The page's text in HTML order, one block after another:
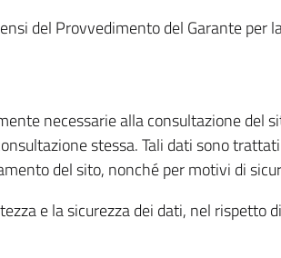
del Provvedimento del Garante per
necessarie alla consultazione del
stessa. Tali dati sono
del sito, nonché per motivi di
e la sicurezza dei dati, nel rispetto